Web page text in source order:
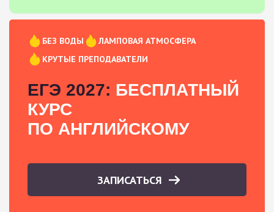
БЕЗ ВОДЫ
ЛАМПОВАЯ АТМОСФЕРА
КРУТЫЕ ПРЕПОДАВАТЕЛИ
ЕГЭ 2027: БЕСПЛАТНЫЙ
КУРС
ПО АНГЛИЙСКОМУ
ЗАПИСАТЬСЯ